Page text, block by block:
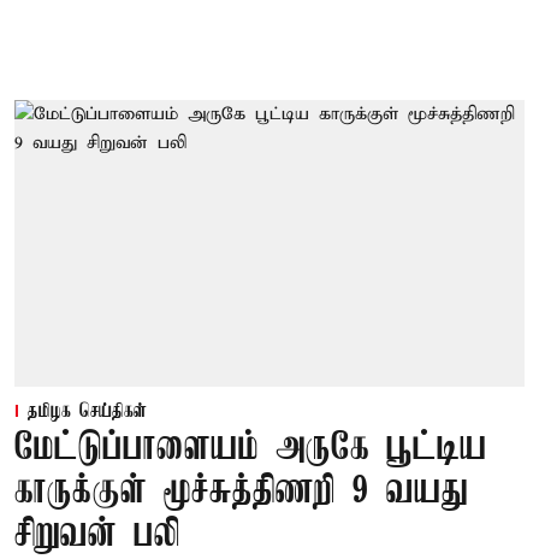
தமிழக செய்திகள்
மேட்டுப்பாளையம் அருகே பூட்டிய
காருக்குள் மூச்சுத்திணறி 9 வயது
சிறுவன் பலி